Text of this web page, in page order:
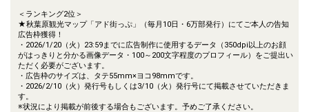
＜ランキング2位＞
★秋葉原観光マップ「アド街っぷ」（毎月10日・6万部発行）にてご本人の告知
広告枠獲得！
・2026/1/20（火）23:59までに広告制作に使用するデータ（350dpi以上のお顔
がはっきりと分かる画像データ・100～200文字程度のプロフィール）をご提出い
ただく必要がございます。
・広告枠のサイズは、タテ55mm×ヨコ98mmです。
・2026/2/10（火）発行号もしくは3/10（火）発行号にて掲載させていただきま
す。
※状況により掲載が前後する場合もございます。予めご了承ください。